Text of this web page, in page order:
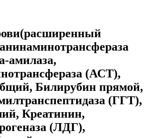
амилаза,
(АСТ),
Билирубин прямой,
(ГГТ),
Креатинин,
(ЛДГ),